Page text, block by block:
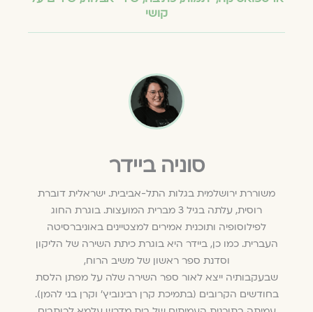
קושי
סוניה ביידר
משוררת ירושלמית בגלות התל-אביבית. ישראלית דוברת
רוסית, עלתה בגיל 3 מברית המועצות. בוגרת החוג
לפילוסופיה ותוכנית אמירים למצטיינים באוניברסיטה
העברית. כמו כן, ביידר היא בוגרת כיתת השירה של הליקון
וסדנת ספר ראשון של משיב הרוח,
שבעקבותיה ייצא לאור ספר השירה שלה על מפתן הלסת
בחודשים הקרובים (בתמיכת קרן רבינוביץ' וקרן בני להמן).